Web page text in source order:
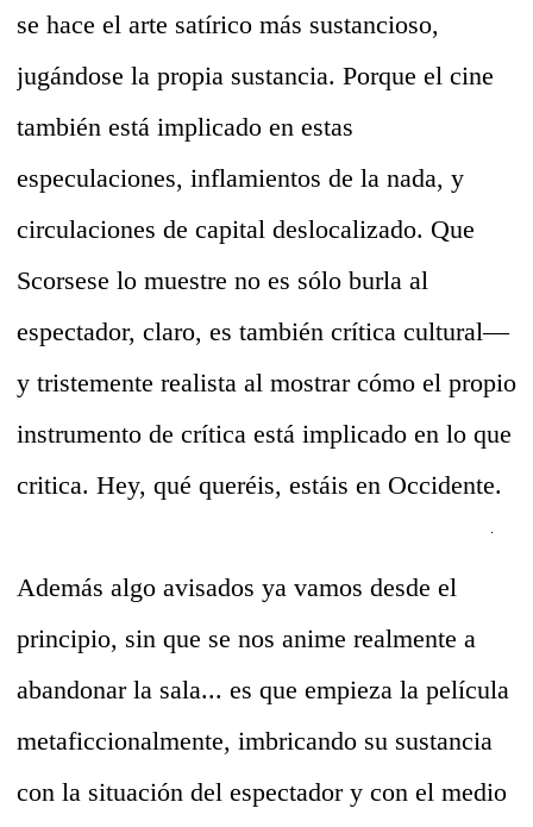
se hace el arte satírico más sustancioso,
jugándose la propia sustancia. Porque el cine
también está implicado en estas
especulaciones, inflamientos de la nada, y
circulaciones de capital deslocalizado. Que
Scorsese lo muestre no es sólo burla al
espectador, claro, es también crítica cultural—
y tristemente realista al mostrar cómo el propio
instrumento de crítica está implicado en lo que
critica. Hey, qué queréis, estáis en Occidente.
Además algo avisados ya vamos desde el
principio, sin que se nos anime realmente a
abandonar la sala... es que empieza la película
metaficcionalmente, imbricando su sustancia
con la situación del espectador y con el medio